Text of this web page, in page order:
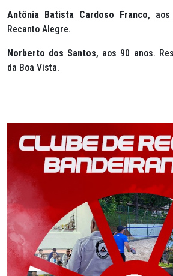
Antônia Batista Cardoso Franco, aos
Recanto Alegre.
Norberto dos Santos, aos 90 anos.
da Boa Vista.